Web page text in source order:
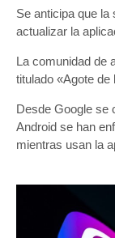
Se anticipa que
actualizar la
La comunidad de
titulado «Agote
Desde Google se
Android se han
mientras usan la